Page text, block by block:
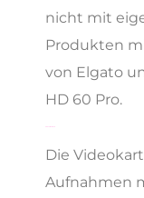
nicht mit
Produkten
von Elgato
HD 60 Pro.
Die
Aufnahmen